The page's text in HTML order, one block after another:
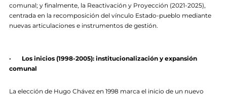
comunal; y finalmente, la Reactivación y Proyección (2021-2025),
centrada en la recomposición del vínculo Estado-pueblo mediante
nuevas articulaciones e instrumentos de gestión.
· Los inicios (1998-2005): institucionalización y expansión
comunal
La elección de Hugo Chávez en 1998 marca el inicio de un nuevo